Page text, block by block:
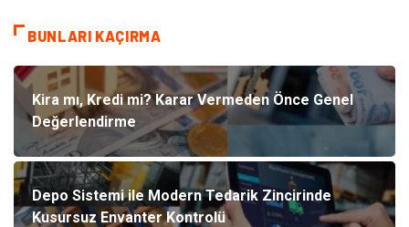
BUNLARI KAÇIRMA
Kira mı, Kredi mi? Karar Vermeden Önce Genel
Değerlendirme
Depo Sistemi ile Modern Tedarik Zincirinde
Kusursuz Envanter Kontrolü